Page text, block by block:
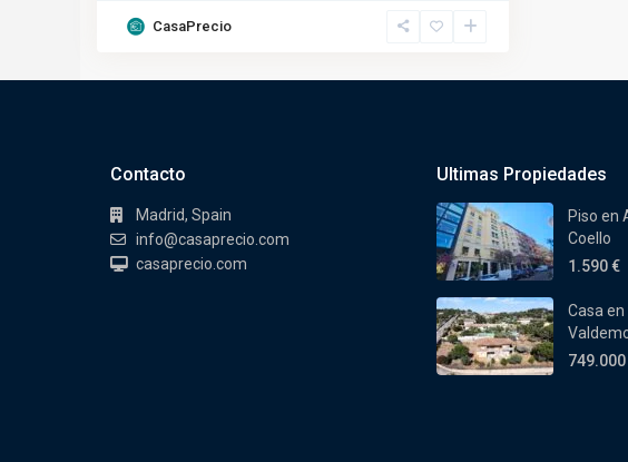
CasaPrecio
Contacto
Madrid, Spain
info@casaprecio.com
casaprecio.com
Ultimas Propiedades
Piso en
Coello
1.590 €
Casa
749.000